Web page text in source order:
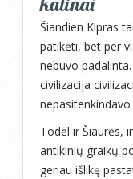
Šiandien Kipras
patikėti, bet per
nebuvo
civilizacija
Todėl ir Šiaurės,
antikinių graikų
geriau išlikę